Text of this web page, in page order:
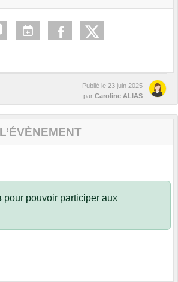
Publié le 23 juin 2025
par Caroline ALIAS
pour pouvoir participer aux